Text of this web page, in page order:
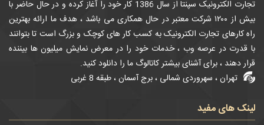
تجارت الکترونیک سپنتا از سال 1386 کار خود را آغاز کرده و در حال حاضر با
بیش از ۱۲۰۰ شرکت معتبر در حال همکاری می باشد ، هدف ما ارائه بهترین
راه کارهای تجارت الکترونیک به کسب کار های کوچک و بزرگ است تا بتوانند
با قدرت در عرصه وب ، خدمات خود را در معرض نمایش میلیون ها بیننده
قرار دهند ، برای آشنای بیشتر کاتالوگ ما را دانلود کنید.
تهران ، سهروردی شمالی ، برج آسمان ، طبقه 8 غربی
لینک های مفید